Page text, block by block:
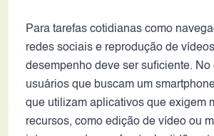
Para tarefas cotidianas como
redes sociais e reprodução de
desempenho deve ser suficiente. No
usuários que buscam um
que utilizam aplicativos que exigem
recursos, como edição de vídeo ou